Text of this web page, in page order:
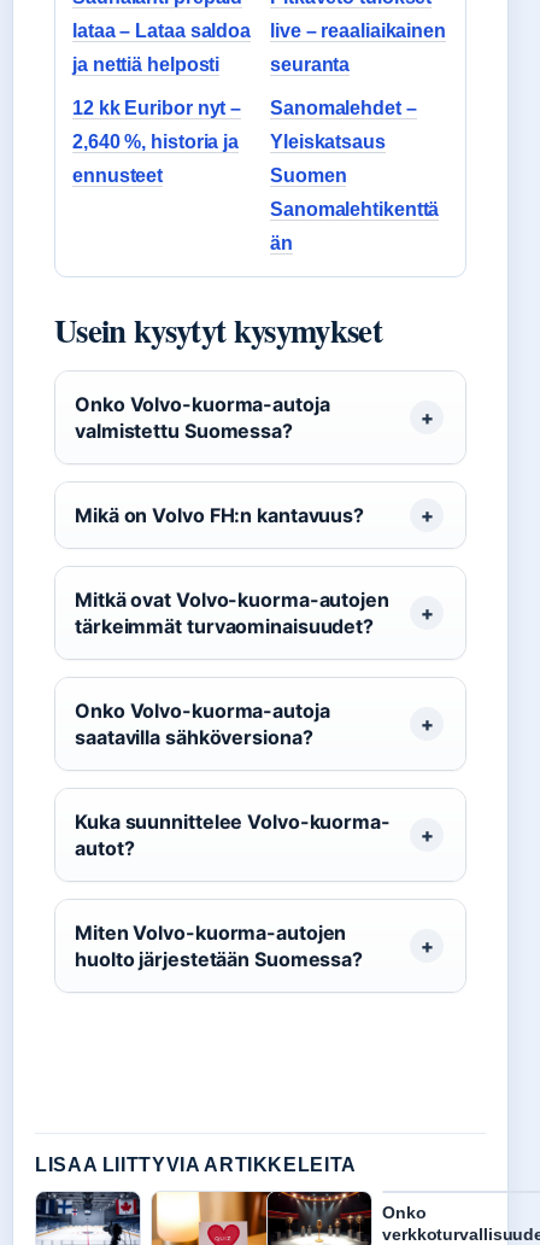
lataa – Lataa saldoa
ja nettiä helposti
live – reaaliaikainen
seuranta
12 kk Euribor nyt –
2,640 %, historia ja
ennusteet
Sanomalehdet –
Yleiskatsaus
Suomen
Sanomalehtikenttä
än
Usein kysytyt kysymykset
Onko Volvo-kuorma-autoja
valmistettu Suomessa?
Mikä on Volvo FH:n kantavuus?
Mitkä ovat Volvo-kuorma-autojen
tärkeimmät turvaominaisuudet?
Onko Volvo-kuorma-autoja
saatavilla sähköversiona?
Kuka suunnittelee Volvo-kuorma-
autot?
Miten Volvo-kuorma-autojen
huolto järjestetään Suomessa?
LISAA LIITTYVIA ARTIKKELEITA
Onko